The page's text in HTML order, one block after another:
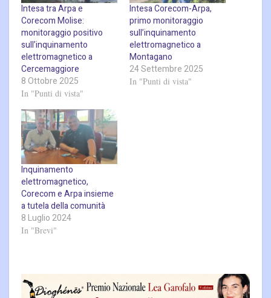
Intesa tra Arpa e
Corecom Molise:
monitoraggio positivo
sull’inquinamento
elettromagnetico a
Cercemaggiore
8 Ottobre 2025
In "Punti di vista"
Intesa Corecom-Arpa,
primo monitoraggio
sull’inquinamento
elettromagnetico a
Montagano
24 Settembre 2025
In "Punti di vista"
Inquinamento
elettromagnetico,
Corecom e Arpa insieme
a tutela della comunità
8 Luglio 2024
In "Brevi"